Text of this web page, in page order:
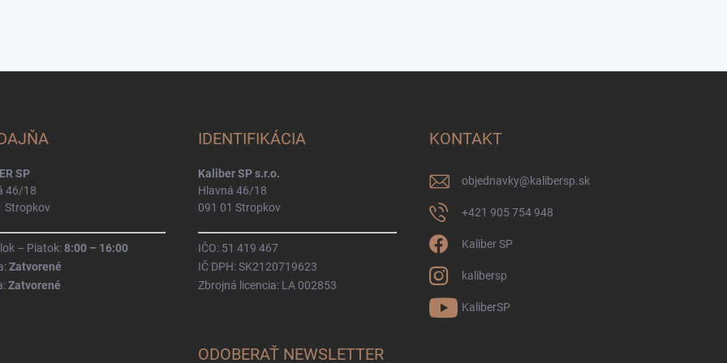
SP
46/18
Stropkov
– Piatok:8:00 – 16:00
Zatvorené
Zatvorené
IDENTIFIKÁCIA
Kaliber SP s.r.o.
Hlavná 46/18
091 01 Stropkov
IČO: 51 419 467
IČ DPH: SK2120719623
Zbrojná licencia: LA 002853
KONTAKT
objednavky@kalibersp.sk
+421 905 754 948
Kaliber SP
kalibersp
KaliberSP
ODOBERAŤ NEWSLETTER